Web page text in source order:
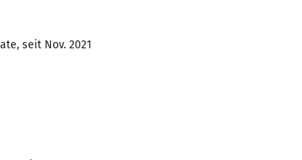
seit Nov. 2021